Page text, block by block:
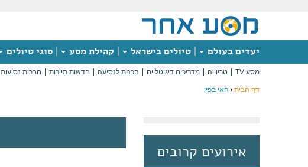
יעדים בעולם טיולים בישראל קהילת מסע סוגי טיולים
מסע TV טריוויה מדריכים דיגיטליים הכנות לנסיעה חדשות תיירות חברות נסיעות
דף הבית/ האי בפין
אירועים קרובים